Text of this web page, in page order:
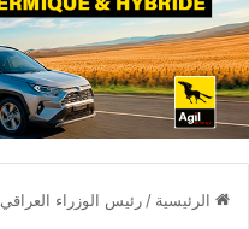
الرئيسية / رئيس الوزراء العراقي